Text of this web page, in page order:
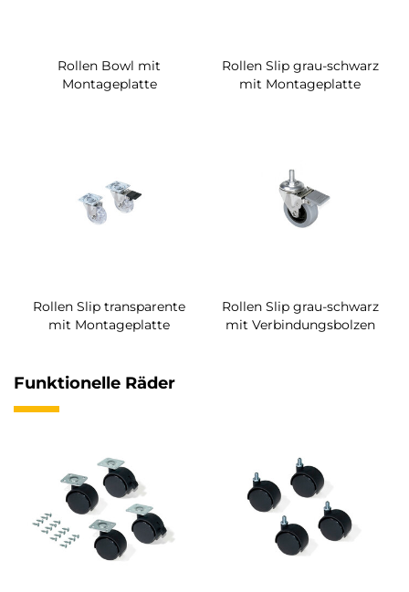
Rollen Bowl mit
Montageplatte
Rollen Slip grau-schwarz
mit Montageplatte
Rollen Slip transparente
mit Montageplatte
Rollen Slip grau-schwarz
mit Verbindungsbolzen
Funktionelle Räder